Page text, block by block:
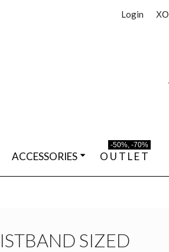
Login
ACCESSORIES O U T L E T
-50%, -70%
SIZED